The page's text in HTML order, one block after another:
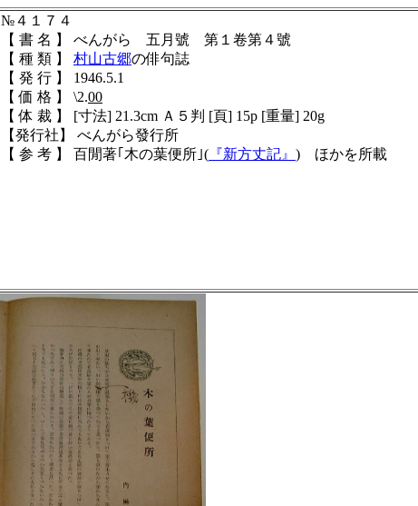
№４１７４
【 書 名 】 べんがら 五月號 第１卷第４號
【 種 類 】 村山古郷の俳句誌
【 発 行 】 1946.5.1
【 価 格 】 \2.00
【 体 裁 】 [寸法] 21.3cm Ａ５判 [頁] 15p [重量] 20g
【発行社】 べんがら發行所
【 参 考 】 百閒著｢木の葉便所｣( 『新方丈記』 ) ほかを所載